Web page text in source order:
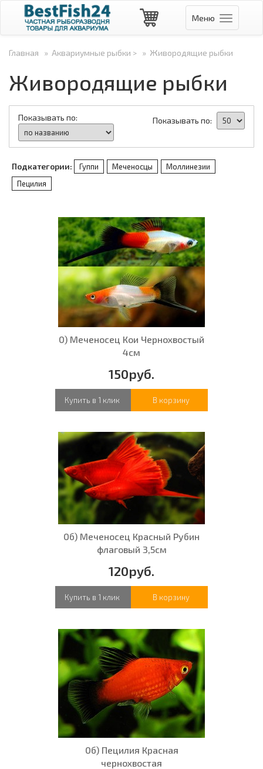
Меню
Главная » Аквариумные рыбки > » Живородящие рыбки
Живородящие рыбки
Показывать по:
Показывать по:
Подкатегории: Гуппи Меченосцы
Моллинезии
Пецилия
0) Меченосец Кои Чернохвостый
4см
150руб.
Купить в 1 клик В корзину
0б) Меченосец Красный Рубин
флаговый 3,5см
120руб.
Купить в 1 клик В корзину
0б) Пецилия Красная
чернохвостая